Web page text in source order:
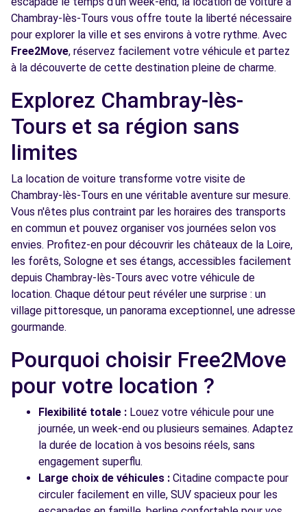
Free2move Rent - ABCIS TOURAINE BY
AUTOSPHERE - ST CYR SUR LOIRE (P)
10.2
215 BD CHARLES DE GAULLE
Voir l'agence
Free2Move Rent - AUTOMOBILES THIERRY
4 RUE DES JONCHERIES
FONDETTES, 37230
Voir l'agence
Free2Move Rent - GARAGE ROUVRE -
TRUYES (C)
11.4
km
ALLEE DE LA TOUR CARREE
TRUYES, 37320
Voir l'agence
Voir toutes les agences
Chambray-lès-Tours vous offre toute la liberté nécessaire
pour explorer la ville et ses environs à votre rythme. Avec
Free2Move, réservez facilement votre véhicule et partez
à la découverte de cette destination pleine de charme.
Explorez Chambray-lès-
Tours et sa région sans
limites
La location de voiture transforme votre visite de
Chambray-lès-Tours en une véritable aventure sur mesure.
Vous n'êtes plus contraint par les horaires des transports
en commun et pouvez organiser vos journées selon vos
envies. Profitez-en pour découvrir les châteaux de la Loire,
les forêts, Sologne et ses étangs, accessibles facilement
depuis Chambray-lès-Tours avec votre véhicule de
location. Chaque détour peut révéler une surprise : un
village pittoresque, un panorama exceptionnel, une adresse
gourmande.
Pourquoi choisir Free2Move
pour votre location ?
Flexibilité totale : Louez votre véhicule pour une
journée, un week-end ou plusieurs semaines. Adaptez
la durée de location à vos besoins réels, sans
engagement superflu.
Large choix de véhicules : Citadine compacte pour
circuler facilement en ville, SUV spacieux pour les